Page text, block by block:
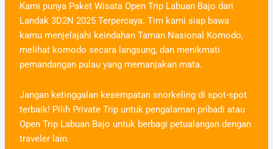
Kami punya Paket Wisata Open Trip Labuan Bajo dari
Landak 3D2N 2025 Terpercaya. Tim kami siap bawa
kamu menjelajahi keindahan Taman Nasional Komodo,
melihat komodo secara langsung, dan menikmati
pemandangan pulau yang memanjakan mata.
Jangan ketinggalan kesempatan snorkeling di spot-spot
terbaik! Pilih Private Trip untuk pengalaman pribadi atau
Open Trip Labuan Bajo untuk berbagi petualangan dengan
traveler lain.